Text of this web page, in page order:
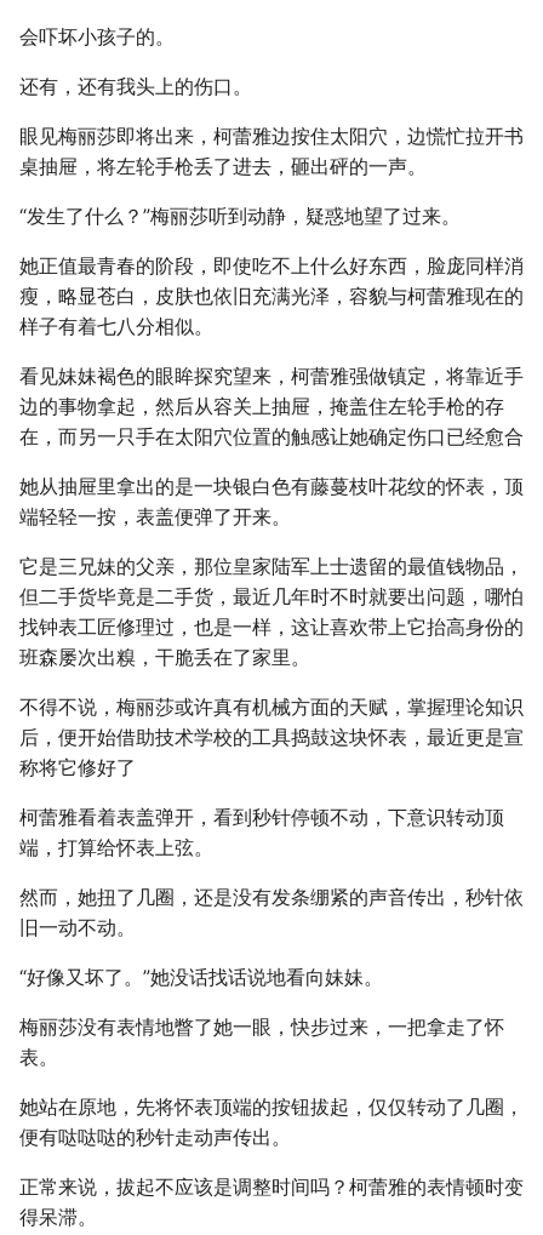
会吓坏小孩子的。
还有，还有我头上的伤口。
眼见梅丽莎即将出来，柯蕾雅边按住太阳穴，边慌忙拉开书
桌抽屉，将左轮手枪丢了进去，砸出砰的一声。
“发生了什么？”梅丽莎听到动静，疑惑地望了过来。
她正值最青春的阶段，即使吃不上什么好东西，脸庞同样消
瘦，略显苍白，皮肤也依旧充满光泽，容貌与柯蕾雅现在的
样子有着七八分相似。
看见妹妹褐色的眼眸探究望来，柯蕾雅强做镇定，将靠近手
边的事物拿起，然后从容关上抽屉，掩盖住左轮手枪的存
在，而另一只手在太阳穴位置的触感让她确定伤口已经愈合
她从抽屉里拿出的是一块银白色有藤蔓枝叶花纹的怀表，顶
端轻轻一按，表盖便弹了开来。
它是三兄妹的父亲，那位皇家陆军上士遗留的最值钱物品，
但二手货毕竟是二手货，最近几年时不时就要出问题，哪怕
找钟表工匠修理过，也是一样，这让喜欢带上它抬高身份的
班森屡次出糗，干脆丢在了家里。
不得不说，梅丽莎或许真有机械方面的天赋，掌握理论知识
后，便开始借助技术学校的工具捣鼓这块怀表，最近更是宣
称将它修好了
柯蕾雅看着表盖弹开，看到秒针停顿不动，下意识转动顶
端，打算给怀表上弦。
然而，她扭了几圈，还是没有发条绷紧的声音传出，秒针依
旧一动不动。
“好像又坏了。”她没话找话说地看向妹妹。
梅丽莎没有表情地瞥了她一眼，快步过来，一把拿走了怀
表。
她站在原地，先将怀表顶端的按钮拔起，仅仅转动了几圈，
便有哒哒哒的秒针走动声传出。
正常来说，拔起不应该是调整时间吗？柯蕾雅的表情顿时变
得呆滞。